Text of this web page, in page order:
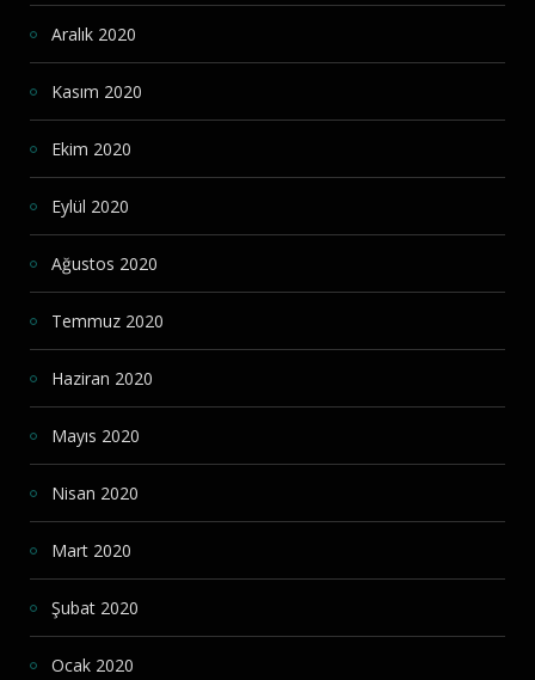
Aralık 2020
Kasım 2020
Ekim 2020
Eylül 2020
Ağustos 2020
Temmuz 2020
Haziran 2020
Mayıs 2020
Nisan 2020
Mart 2020
Şubat 2020
Ocak 2020